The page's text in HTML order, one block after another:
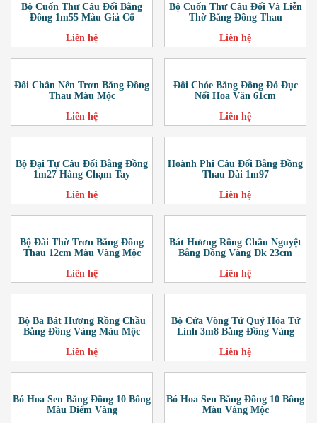
Bộ Cuốn Thư Câu Đối Bằng
Đồng 1m55 Màu Giả Cổ
Liên hệ
Bộ Cuốn Thư Câu Đối Và Liễn
Thờ Bằng Đồng Thau
Liên hệ
Đôi Chân Nến Trơn Bằng Đồng
Thau Màu Mộc
Liên hệ
Đôi Chóe Bằng Đồng Đỏ Đục
Nổi Hoa Văn 61cm
Liên hệ
Bộ Đại Tự Câu Đối Bằng Đồng
1m27 Hàng Chạm Tay
Liên hệ
Hoành Phi Câu Đối Bằng Đồng
Thau Dài 1m97
Liên hệ
Bộ Đài Thờ Trơn Bằng Đồng
Thau 12cm Màu Vàng Mộc
Liên hệ
Bát Hương Rồng Chầu Nguyệt
Bằng Đồng Vàng Đk 23cm
Liên hệ
Bộ Ba Bát Hương Rồng Chầu
Bằng Đồng Vàng Màu Mộc
Liên hệ
Bộ Cửa Võng Tứ Quý Hóa Tứ
Linh 3m8 Bằng Đồng Vàng
Liên hệ
Bó Hoa Sen Bằng Đồng 10 Bông
Màu Điểm Vàng
Bó Hoa Sen Bằng Đồng 10 Bông
Màu Vàng Mộc